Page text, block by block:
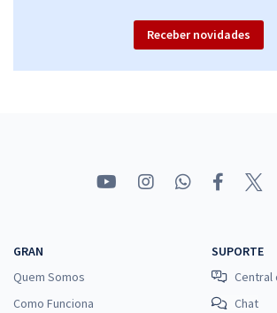
Receber novidades
GRAN
Quem Somos
Como Funciona
SUPORTE
Central
Chat